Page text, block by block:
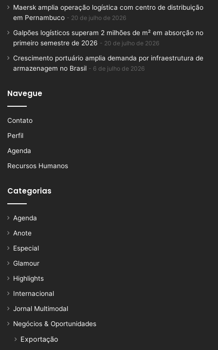
Maersk amplia operação logística com centro de distribuição
em Pernambuco
20 de julho de 2026
Galpões logísticos superam 2 milhões de m² em absorção no
primeiro semestre de 2026
20 de julho de 2026
Crescimento portuário amplia demanda por infraestrutura de
armazenagem no Brasil
6 de julho de 2026
Navegue
Contato
Perfil
Agenda
Recursos Humanos
Categorias
Agenda
Anote
Especial
Glamour
Highlights
Internacional
Jornal Multimodal
Negócios & Oportunidades
Exportação